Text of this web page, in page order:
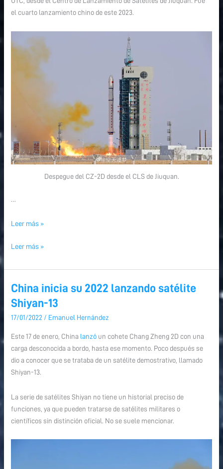
el cuarto lanzamiento chino de este 2023.
Despegue del CZ-2D desde el CLS de Jiuquan.
…
Shiyan
Leer más »
Shiyan
Leer más »
China inicia su 2022 lanzando satélite
Shiyan-13
17/01/2022 / Emanuel Hernández
Este 17 de enero, China lanzó un cohete Chang Zheng 2D con una
carga desconocida a bordo, hasta ese momento. Poco después se
dio a conocer que se trataba de un satélite demostrativo, llamado
Shiyan-13.
La serie de satélites Shiyan no tiene un historial preciso de
funciones, ya que pueden tratarse de satélites militares o
científicos sin distinción oficial. No se suele mencionar.
China
inicia
su
2022
lanzando
satélite
Shiyan-
13
China
inicia
su
2022
lanzando
satélite
Shiyan-
13